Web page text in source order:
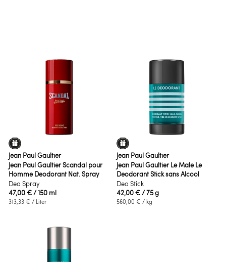
Jean Paul Gaultier
Jean Paul Gaultier Scandal pour
Homme Deodorant Nat. Spray
Deo Spray
47,00 €/ 150 ml
313,33 € / Liter
Jean Paul Gaultier
Jean Paul Gaultier Le Male Le
Deodorant Stick sans Alcool
Deo Stick
42,00 €/ 75 g
560,00 € / kg